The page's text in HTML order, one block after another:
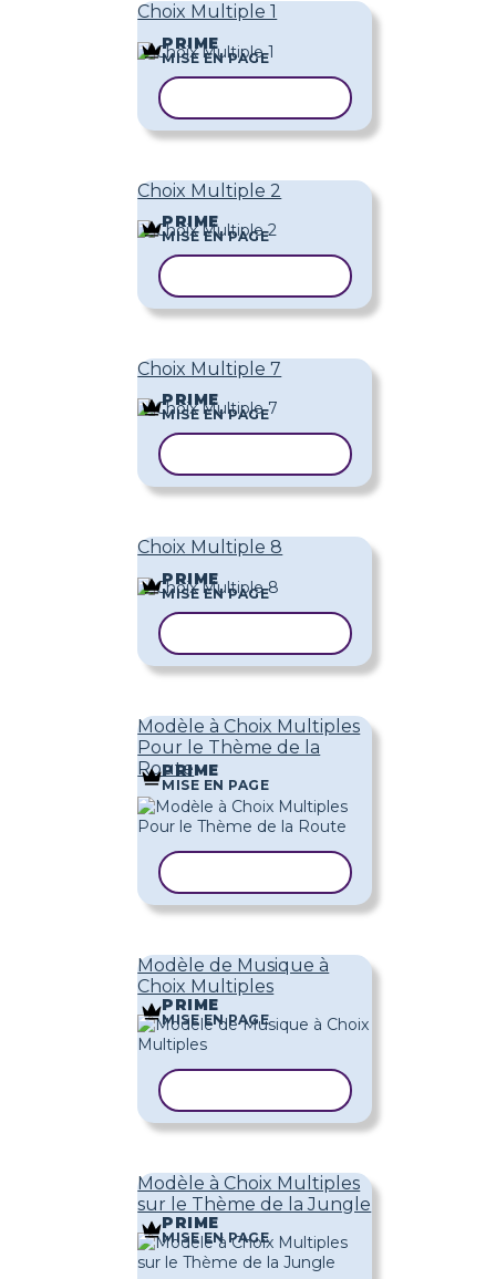
Choix Multiple 1
PRIME
MISE EN PAGE
Choix Multiple 2
PRIME
MISE EN PAGE
Choix Multiple 7
PRIME
MISE EN PAGE
Choix Multiple 8
PRIME
MISE EN PAGE
Modèle à Choix Multiples
Pour le Thème de la
Route
PRIME
MISE EN PAGE
Modèle de Musique à
Choix Multiples
PRIME
MISE EN PAGE
Modèle à Choix Multiples
sur le Thème de la Jungle
PRIME
MISE EN PAGE